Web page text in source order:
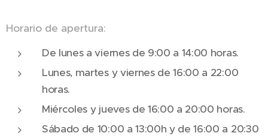
Horario de apertura:
De lunes a viernes de 9:00 a 14:00 horas.
Lunes, martes y viernes de 16:00 a 22:00
horas.
Miércoles y jueves de 16:00 a 20:00 horas.
Sábado de 10:00 a 13:00h y de 16:00 a 20:30